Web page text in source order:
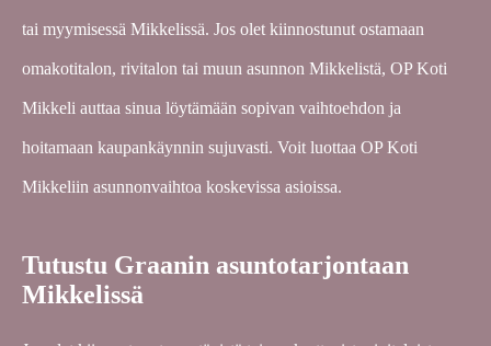
tai myymisessä Mikkelissä. Jos olet kiinnostunut ostamaan
omakotitalon, rivitalon tai muun asunnon Mikkelistä, OP Koti
Mikkeli auttaa sinua löytämään sopivan vaihtoehdon ja
hoitamaan kaupankäynnin sujuvasti. Voit luottaa OP Koti
Mikkeliin asunnonvaihtoa koskevissa asioissa.
Tutustu Graanin asuntotarjontaan
Mikkelissä